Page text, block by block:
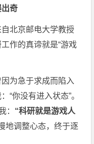
奇
北京邮电大学教授
作的真谛就是“游戏
为急于求成而陷入
“你没有进入状态”。
： “科研就是游戏人
地调整心态，终于逐